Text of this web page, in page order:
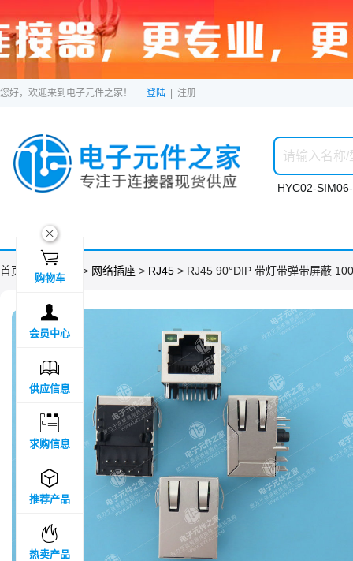
您好，欢迎来到电子元件之家！ 登陆 注册
HYC02-
首页 > 分类目录 > 网络插座 > RJ45 > RJ45 90°DIP 带灯带弹带屏蔽
ဆ

购物车

会员中心

供应信息

求购信息

推荐产品

热卖产品